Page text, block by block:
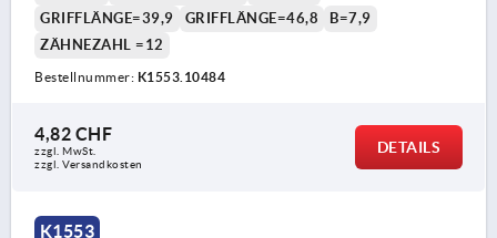
GRIFFLÄNGE=39,9
GRIFFLÄNGE=46,8
B=7,9
ZÄHNEZAHL =12
Bestellnummer: K1553.10484
4,82 CHF
zzgl. MwSt.
zzgl. Versandkosten
DETAILS
K1553